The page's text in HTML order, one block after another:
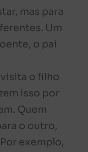
mas para
Um
o pai
o filho
isso por
Quem
o outro,
exemplo,